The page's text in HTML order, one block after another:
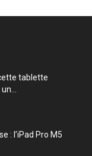
tablette
: l’iPad Pro M5